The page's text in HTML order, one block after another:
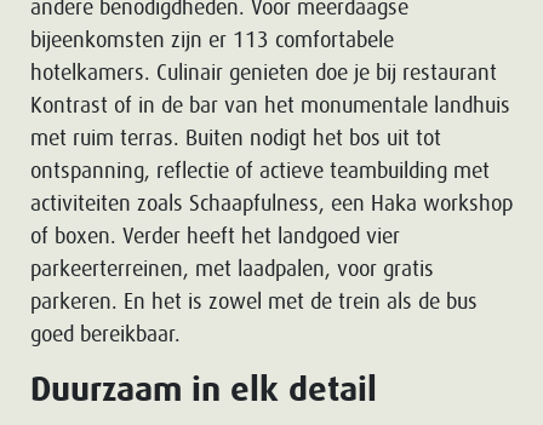
andere benodigdheden. Voor meerdaagse
bijeenkomsten zijn er 113 comfortabele
hotelkamers. Culinair genieten doe je bij restaurant
Kontrast of in de bar van het monumentale landhuis
met ruim terras. Buiten nodigt het bos uit tot
ontspanning, reflectie of actieve teambuilding met
activiteiten zoals Schaapfulness, een Haka workshop
of boxen. Verder heeft het landgoed vier
parkeerterreinen, met laadpalen, voor gratis
parkeren. En het is zowel met de trein als de bus
goed bereikbaar.
Duurzaam in elk detail